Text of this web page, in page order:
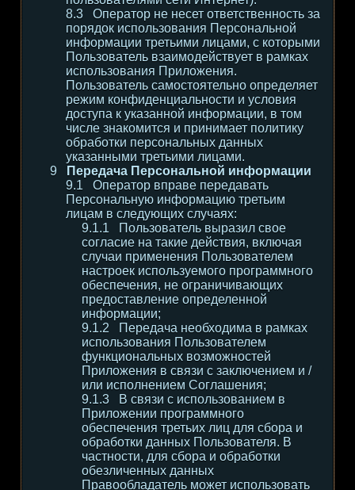
Оператор не несет ответственность за
порядок использования Персональной
информации третьими лицами, с которыми
Пользователь взаимодействует в рамках
использования Приложения.
Пользователь самостоятельно определяет
режим конфиденциальности и условия
доступа к указанной информации, в том
числе знакомится и принимает политику
обработки персональных данных
указанными третьими лицами.
Передача Персональной информации
Оператор вправе передавать
Персональную информацию третьим
лицам в следующих случаях:
Пользователь выразил свое
согласие на такие действия, включая
случаи применения Пользователем
настроек используемого программного
обеспечения, не ограничивающих
предоставление определенной
информации;
Передача необходима в рамках
использования Пользователем
функциональных возможностей
Приложения в связи с заключением и /
или исполнением Соглашения;
В связи с использованием в
Приложении программного
обеспечения третьих лиц для сбора и
обработки данных Пользователя. В
частности, для сбора и обработки
обезличенных данных
Правообладатель может использовать